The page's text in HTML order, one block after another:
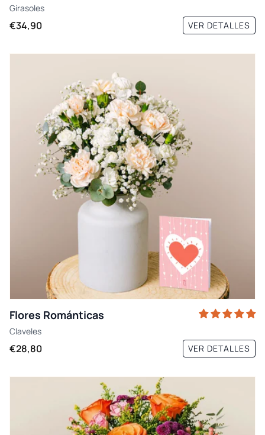
Girasoles
€34,90 VER DETALLES
Flores Románticas
Claveles
€28,80 VER DETALLES